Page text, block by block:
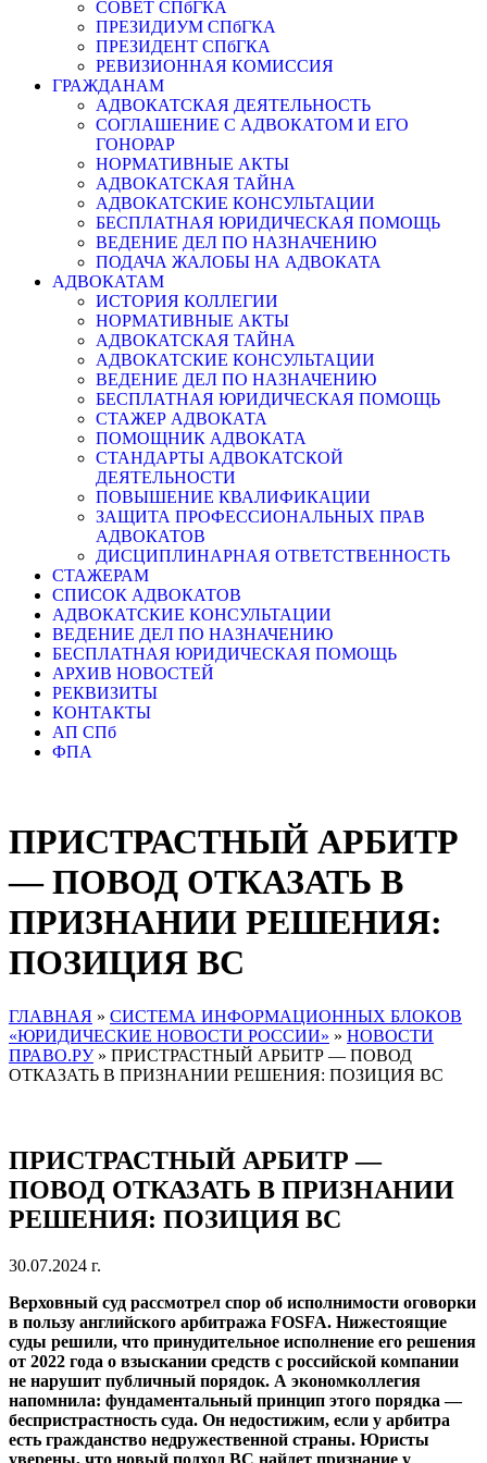
СОВЕТ СПбГКА
ПРЕЗИДИУМ СПбГКА
ПРЕЗИДЕНТ СПбГКА
РЕВИЗИОННАЯ КОМИССИЯ
ГРАЖДАНАМ
АДВОКАТСКАЯ ДЕЯТЕЛЬНОСТЬ
СОГЛАШЕНИЕ С АДВОКАТОМ И ЕГО
ГОНОРАР
НОРМАТИВНЫЕ АКТЫ
АДВОКАТСКАЯ ТАЙНА
АДВОКАТСКИЕ КОНСУЛЬТАЦИИ
БЕСПЛАТНАЯ ЮРИДИЧЕСКАЯ ПОМОЩЬ
ВЕДЕНИЕ ДЕЛ ПО НАЗНАЧЕНИЮ
ПОДАЧА ЖАЛОБЫ НА АДВОКАТА
АДВОКАТАМ
ИСТОРИЯ КОЛЛЕГИИ
НОРМАТИВНЫЕ АКТЫ
АДВОКАТСКАЯ ТАЙНА
АДВОКАТСКИЕ КОНСУЛЬТАЦИИ
ВЕДЕНИЕ ДЕЛ ПО НАЗНАЧЕНИЮ
БЕСПЛАТНАЯ ЮРИДИЧЕСКАЯ ПОМОЩЬ
СТАЖЕР АДВОКАТА
ПОМОЩНИК АДВОКАТА
СТАНДАРТЫ АДВОКАТСКОЙ
ДЕЯТЕЛЬНОСТИ
ПОВЫШЕНИЕ КВАЛИФИКАЦИИ
ЗАЩИТА ПРОФЕССИОНАЛЬНЫХ ПРАВ
АДВОКАТОВ
ДИСЦИПЛИНАРНАЯ ОТВЕТСТВЕННОСТЬ
СТАЖЕРАМ
СПИСОК АДВОКАТОВ
АДВОКАТСКИЕ КОНСУЛЬТАЦИИ
ВЕДЕНИЕ ДЕЛ ПО НАЗНАЧЕНИЮ
БЕСПЛАТНАЯ ЮРИДИЧЕСКАЯ ПОМОЩЬ
АРХИВ НОВОСТЕЙ
РЕКВИЗИТЫ
КОНТАКТЫ
АП СПб
ФПА
ПРИСТРАСТНЫЙ АРБИТР
— ПОВОД ОТКАЗАТЬ В
ПРИЗНАНИИ РЕШЕНИЯ:
ПОЗИЦИЯ ВС
ГЛАВНАЯ » СИСТЕМА ИНФОРМАЦИОННЫХ БЛОКОВ
«ЮРИДИЧЕСКИЕ НОВОСТИ РОССИИ» » НОВОСТИ
ПРАВО.РУ» ПРИСТРАСТНЫЙ АРБИТР — ПОВОД
ОТКАЗАТЬ В ПРИЗНАНИИ РЕШЕНИЯ: ПОЗИЦИЯ ВС
ПРИСТРАСТНЫЙ АРБИТР —
ПОВОД ОТКАЗАТЬ В ПРИЗНАНИИ
РЕШЕНИЯ: ПОЗИЦИЯ ВС
30.07.2024 г.
Верховный суд рассмотрел спор об исполнимости оговорки
в пользу английского арбитража FOSFA. Нижестоящие
суды решили, что принудительное исполнение его решения
от 2022 года о взыскании средств с российской компании
не нарушит публичный порядок. А экономколлегия
напомнила: фундаментальный принцип этого порядка —
беспристрастность суда. Он недостижим, если у арбитра
есть гражданство недружественной страны. Юристы
уверены, что новый подход ВС найдет признание у